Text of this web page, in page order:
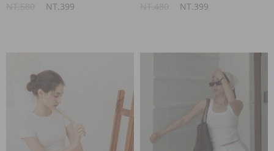
NT.399 NT.399